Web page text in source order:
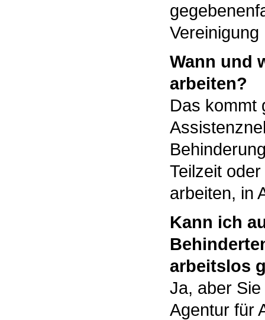
Wann und
arbeiten?
Das kommt
Teilzeit
arbeiten, in
Kann ich
arbeitslos
Ja, aber
Agentur für